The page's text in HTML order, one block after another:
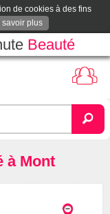
de cookies à des fins
savoir plus
Beauté
à Mont